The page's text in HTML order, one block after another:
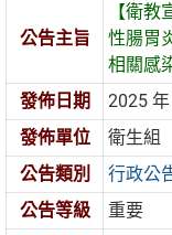
公告主旨
【衛
性腸胃
相關感
發佈日期
2025
發佈單位
衛生組
公告類別
行政公
公告等級
重要